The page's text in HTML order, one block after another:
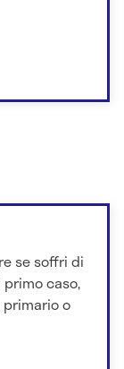
se soffri di
caso,
o